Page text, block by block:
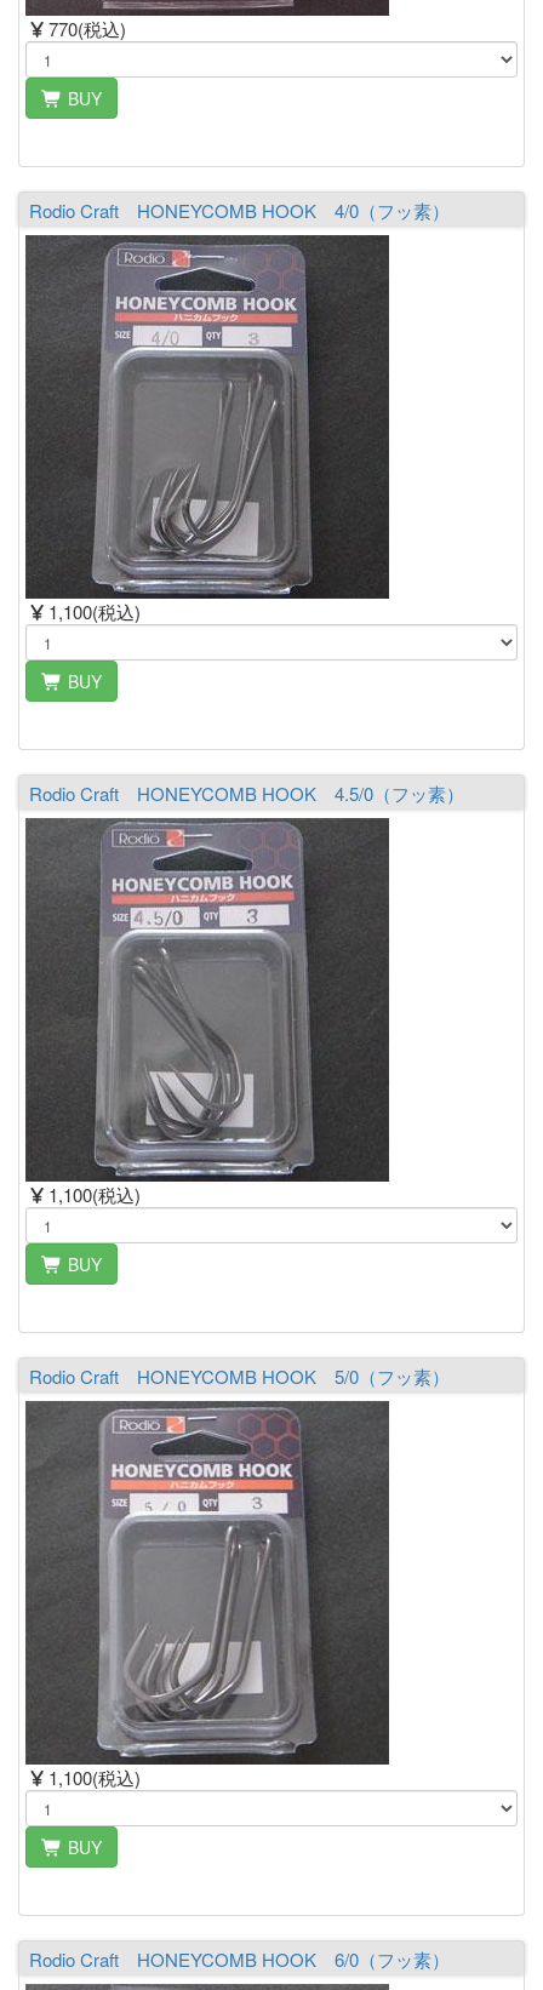
770(税込)
BUY
Rodio Craft HONEYCOMB HOOK 4/0（フッ素）
1,100(税込)
BUY
Rodio Craft HONEYCOMB HOOK 4.5/0（フッ素）
1,100(税込)
BUY
Rodio Craft HONEYCOMB HOOK 5/0（フッ素）
1,100(税込)
BUY
Rodio Craft HONEYCOMB HOOK 6/0（フッ素）